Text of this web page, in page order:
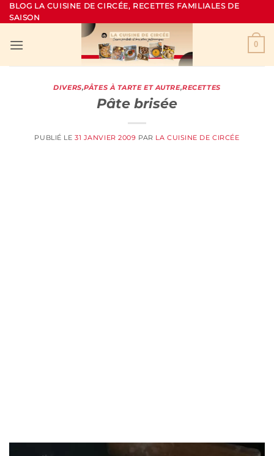
Passer
au
BLOG LA CUISINE DE CIRCÉE, RECETTES FAMILIALES DE
SAISON
0
DIVERS,PÂTES À TARTE ET AUTRE,RECETTES
Pâte brisée
PUBLIÉ LE31 JANVIER 2009 PAR LA CUISINE DE CIRCÉE